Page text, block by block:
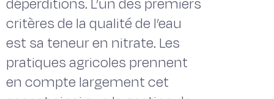
critères de la qualité de l’eau
est sa teneur en nitrate. Les
pratiques agricoles prennent
en compte largement cet